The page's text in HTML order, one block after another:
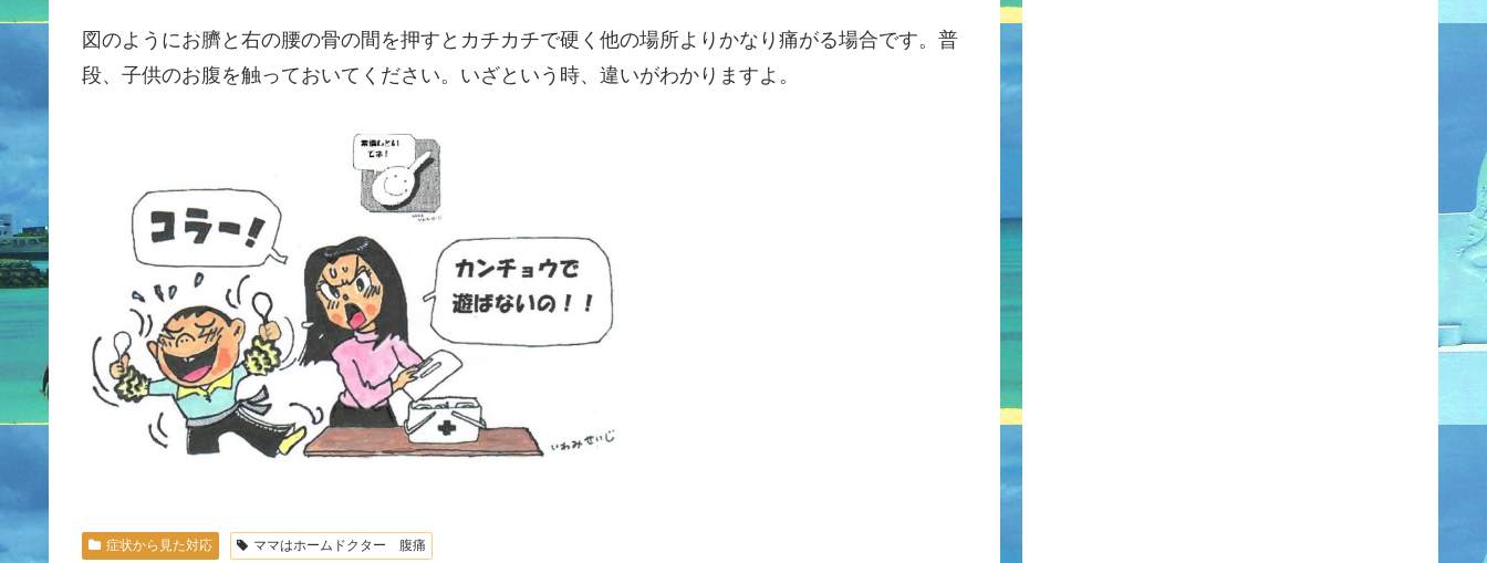
図のようにお臍と右の腰の骨の間を押すとカチカチで硬く他の場所よりかなり痛がる場合です。普
段、子供のお腹を触っておいてください。いざという時、違いがわかりますよ。
症状から見た対応 ママはホームドクター 腹痛